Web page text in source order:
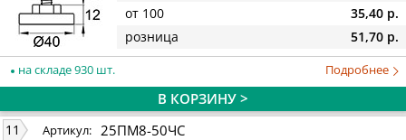
от 100
35,40 р.
розница
51,70 р.
на складе 930 шт. Подробнее
В КОРЗИНУ >
11 Артикул: 25ПМ8-50ЧС